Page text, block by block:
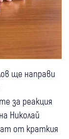
ще направи
за реакция
Николай
от краткия